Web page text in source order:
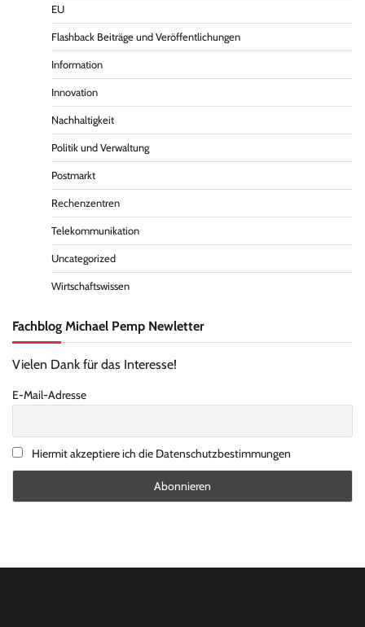
EU
Flashback Beiträge und Veröffentlichungen
Information
Innovation
Nachhaltigkeit
Politik und Verwaltung
Postmarkt
Rechenzentren
Telekommunikation
Uncategorized
Wirtschaftswissen
Fachblog Michael Pemp Newletter
Vielen Dank für das Interesse!
E-Mail-Adresse
Hiermit akzeptiere ich die Datenschutzbestimmungen